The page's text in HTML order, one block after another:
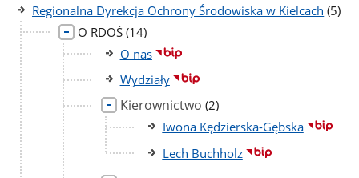
Regionalna Dyrekcja Ochrony Środowiska w Kielcach liczba
(5)
O RDOŚ liczba
podstron
(14)
O nas
Wydziały
Kierownictwo liczba
podstron
(2)
Iwona Kędzierska-Gębska
Lech Buchholz